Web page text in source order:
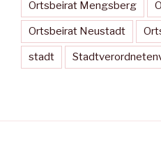
Ortsbeirat Mengsberg
Ortsbeirat Neustadt
stadt